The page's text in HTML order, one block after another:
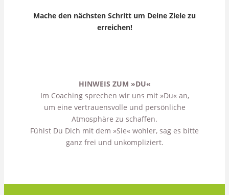
Mache den nächsten Schritt um Deine Ziele zu
erreichen!
HINWEIS ZUM »DU«
Im Coaching sprechen wir uns mit »Du« an,
um eine vertrauensvolle und persönliche
Atmosphäre zu schaffen.
Fühlst Du Dich mit dem »Sie« wohler, sag es bitte
ganz frei und unkompliziert.